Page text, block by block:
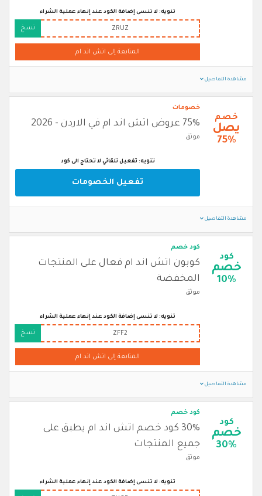
تنويه: لا تنسى إضافة الكود عند إنهاء عملية الشراء
ZRUZ نسخ
المتابعة إلى اتش اند ام
مشاهدة التفاصيل
خصم
يصل
75%
خصومات
75% عروض اتش اند ام في الاردن - 2026
موثق
تنويه: تفعيل تلقائي لا تحتاج الى كود
تفعيل الخصومات
مشاهدة التفاصيل
كود
خصم
10%
كود خصم
كوبون اتش اند ام فعال على المنتجات
المخفضة
موثق
تنويه: لا تنسى إضافة الكود عند إنهاء عملية الشراء
ZFF2 نسخ
المتابعة إلى اتش اند ام
مشاهدة التفاصيل
كود
خصم
30%
كود خصم
30% كود خصم اتش اند ام يطبق على
جميع المنتجات
موثق
تنويه: لا تنسى إضافة الكود عند إنهاء عملية الشراء